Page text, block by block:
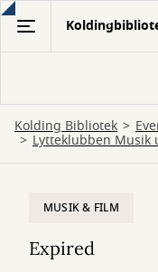
Gå
hovedindhold
Kolding Bibliotek
Lytteklubben
MUSIK & FILM
Expired